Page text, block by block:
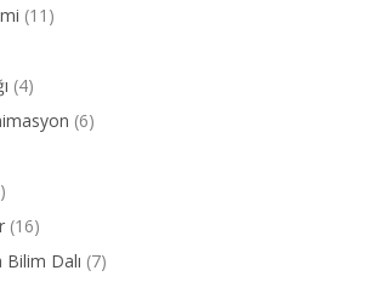
(11)
(4)
(6)
(16)
Dalı (7)